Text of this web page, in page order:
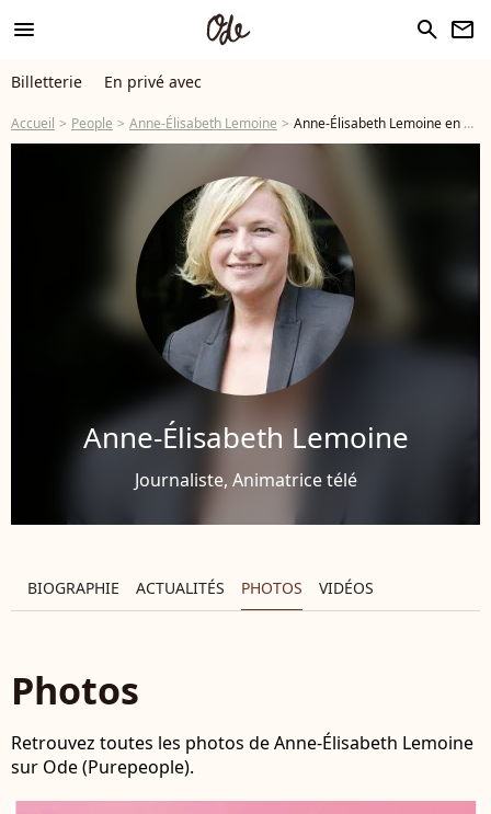
menu search newsletter
Billetterie En privé avec
Accueil People Anne-Élisabeth Lemoine Anne-Élisabeth Lemoine en photos
Anne-Élisabeth Lemoine
Journaliste, Animatrice télé
BIOGRAPHIE ACTUALITÉS PHOTOS VIDÉOS
Photos
Retrouvez toutes les photos de Anne-Élisabeth Lemoine
sur Ode (Purepeople).